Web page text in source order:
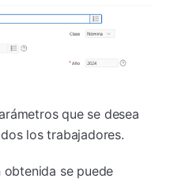
que se desea
los trabajadores.
se puede